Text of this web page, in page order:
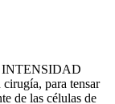
para tensar
de las células de